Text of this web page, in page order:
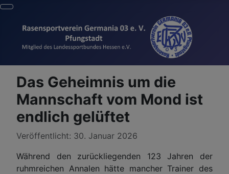
Das Geheimnis um die
Mannschaft vom Mond ist
endlich gelüftet
Details
Veröffentlicht: 30. Januar 2026
Während den zurückliegenden 123 Jahren der
ruhmreichen Annalen hätte mancher Trainer des